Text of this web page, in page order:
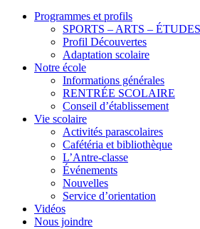
Programmes et profils
SPORTS – ARTS –
Profil Découvertes
Adaptation scolaire
Notre école
Informations générales
RENTRÉE SCOLAIRE
Conseil d’établissement
Vie scolaire
Activités parascolaires
Cafétéria et bibliothèque
L’Antre-classe
Événements
Nouvelles
Service d’orientation
Vidéos
Nous joindre